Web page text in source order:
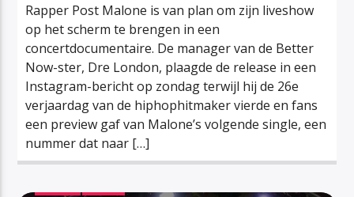
Rapper Post Malone is van plan om zijn liveshow
op het scherm te brengen in een
concertdocumentaire. De manager van de Better
Now-ster, Dre London, plaagde de release in een
Instagram-bericht op zondag terwijl hij de 26e
verjaardag van de hiphophitmaker vierde en fans
een preview gaf van Malone’s volgende single, een
nummer dat naar […]